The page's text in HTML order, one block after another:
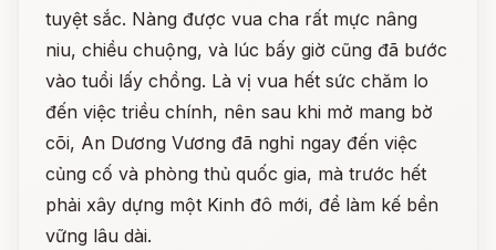
tuyệt sắc. Nàng được vua cha rất mực nâng
niu, chiều chuộng, và lúc bấy giờ cũng đã bước
vào tuổi lấy chồng. Là vị vua hết sức chăm lo
đến việc triều chính, nên sau khi mở mang bờ
cõi, An Dương Vương đã nghỉ ngay đến việc
củng cố và phòng thủ quốc gia, mà trước hết
phải xây dựng một Kinh đô mới, để làm kế bền
vững lâu dài.